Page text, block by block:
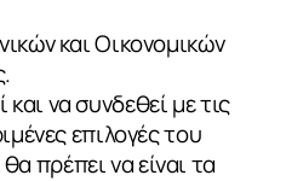
και Οικονομικών
να συνδεθεί με τις
επιλογές του
πρέπει να είναι τα